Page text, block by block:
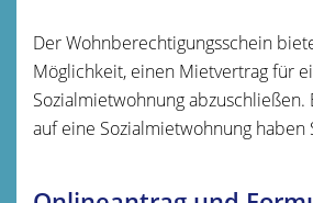
Der Wohnberechtigungsschein
Möglichkeit, einen Mietvertrag für
Sozialmietwohnung abzuschließen.
auf eine Sozialmietwohnung haben